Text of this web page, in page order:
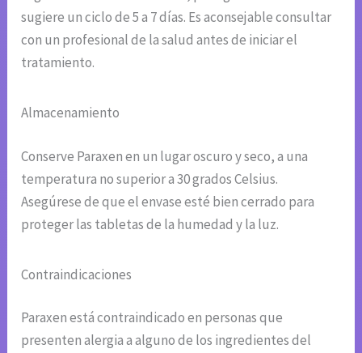
sugiere un ciclo de 5 a 7 días. Es aconsejable consultar
con un profesional de la salud antes de iniciar el
tratamiento.
Almacenamiento
Conserve Paraxen en un lugar oscuro y seco, a una
temperatura no superior a 30 grados Celsius.
Asegúrese de que el envase esté bien cerrado para
proteger las tabletas de la humedad y la luz.
Contraindicaciones
Paraxen está contraindicado en personas que
presenten alergia a alguno de los ingredientes del